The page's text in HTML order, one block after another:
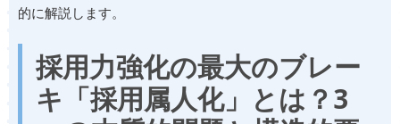
的に解説します。
採用力強化の最大のブレー
キ「採用属人化」とは？3